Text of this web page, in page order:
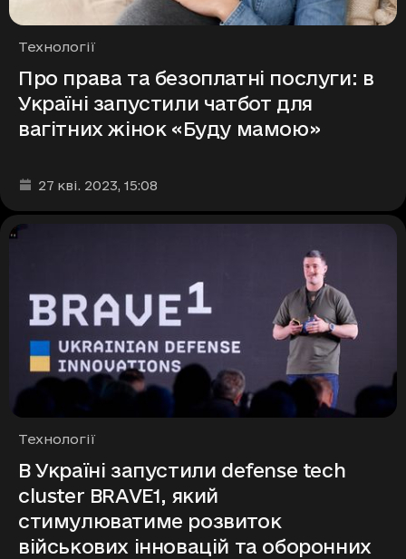
Рубрики
Технології
Про права та безоплатні послуги: в
Україні запустили чатбот для
вагітних жінок «Буду мамою»
Дата та час публікації
27 кві. 2023, 15:08
Рубрики
Технології
В Україні запустили defense tech
cluster BRAVE1, який
стимулюватиме розвиток
військових інновацій та оборонних